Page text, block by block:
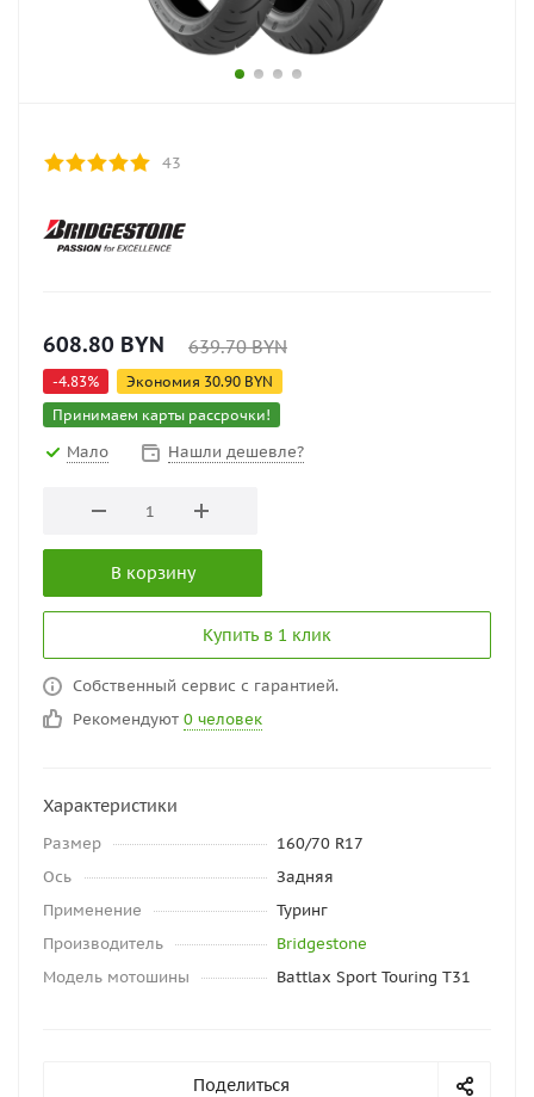
43
608.80 BYN 639.70BYN
-4.83% Экономия 30.90 BYN
Принимаем карты рассрочки!
Мало Нашли дешевле?
В корзину
Купить в 1 клик
Собственный сервис с гарантией.
Рекомендуют 0 человек
Характеристики
Размер
160/70 R17
Ось
Задняя
Применение
Туринг
Производитель
Bridgestone
Модель мотошины
Battlax Sport Touring T31
Поделиться